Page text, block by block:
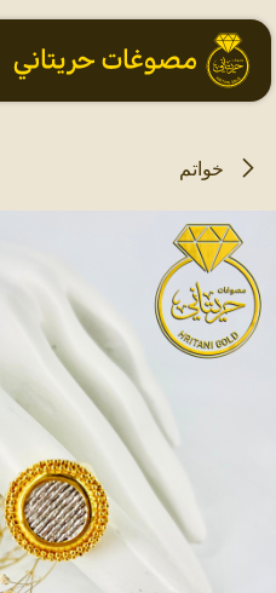
تخطي للذهاب إلى المحتوى
خواتم